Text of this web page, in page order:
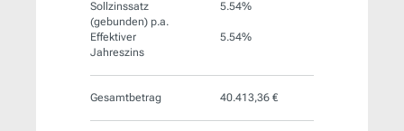
Sollzinssatz
(gebunden) p.a.
5.54%
Effektiver
Jahreszins
5.54%
Gesamtbetrag 40.413,36 €